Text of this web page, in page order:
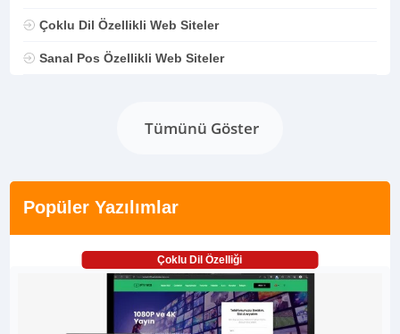
Çoklu Dil Özellikli Web Siteler
Sanal Pos Özellikli Web Siteler
Tümünü Göster
Popüler Yazılımlar
Çoklu Dil Özelliği